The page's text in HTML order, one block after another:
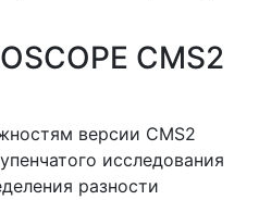
CMS2
версии CMS2
исследования
разности